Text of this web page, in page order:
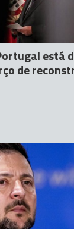
está
de